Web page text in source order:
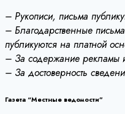
– Рукописи, письма
– Благодарственные письма
публикуются на платной
– За содержание рекламы и
– За достоверность
Газета “Местные ведомости”